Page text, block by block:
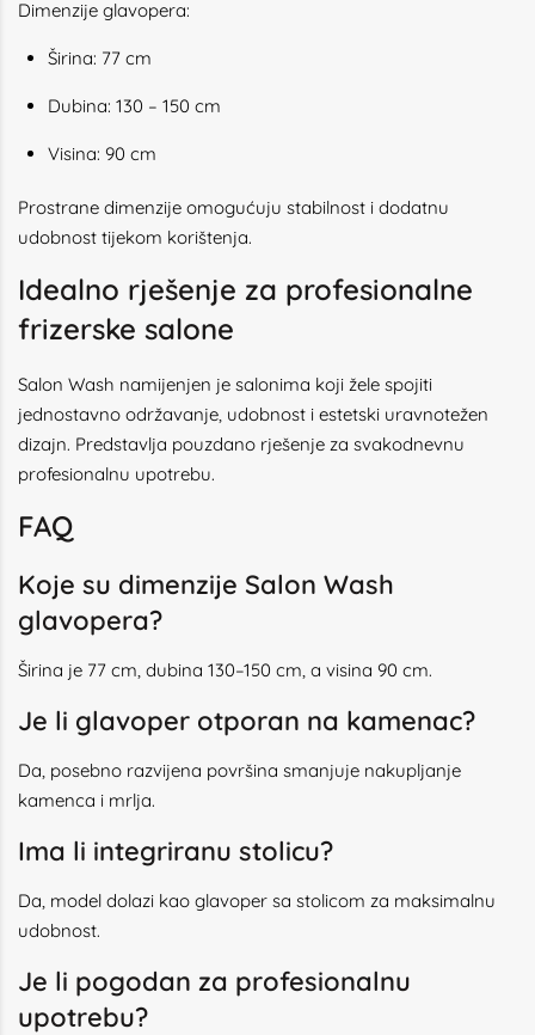
Dimenzije glavopera:
Širina: 77 cm
Dubina: 130 – 150 cm
Visina: 90 cm
Prostrane dimenzije omogućuju stabilnost i dodatnu
udobnost tijekom korištenja.
Idealno rješenje za profesionalne
frizerske salone
Salon Wash namijenjen je salonima koji žele spojiti
jednostavno održavanje, udobnost i estetski uravnotežen
dizajn. Predstavlja pouzdano rješenje za svakodnevnu
profesionalnu upotrebu.
FAQ
Koje su dimenzije Salon Wash
glavopera?
Širina je 77 cm, dubina 130–150 cm, a visina 90 cm.
Je li glavoper otporan na kamenac?
Da, posebno razvijena površina smanjuje nakupljanje
kamenca i mrlja.
Ima li integriranu stolicu?
Da, model dolazi kao glavoper sa stolicom za maksimalnu
udobnost.
Je li pogodan za profesionalnu
upotrebu?